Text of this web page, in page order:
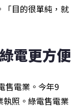
「目的很單純，就
電更方便
售電業。今年9
執照。綠電售電業